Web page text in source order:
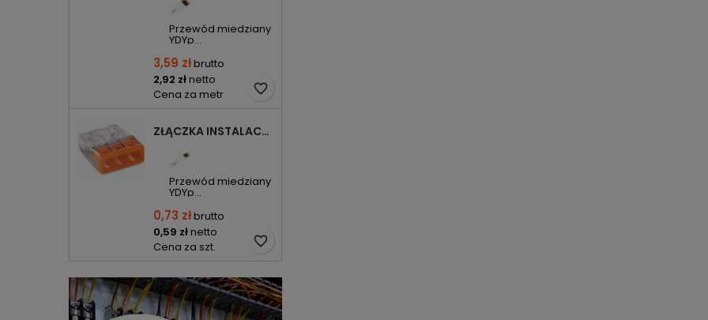
Przewód miedziany
YDYp...
3,59 złbrutto
2,92 złnetto
Cena za metr
favorite_border
ZŁĄCZKA INSTALACYJNA 3X COMPACT POMARAŃCZOWA 2273-203 WAGO
Przewód miedziany
YDYp...
0,73 złbrutto
0,59 złnetto
Cena za szt.
favorite_border